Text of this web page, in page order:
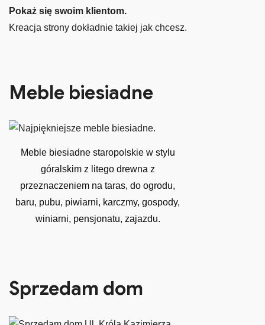
Pokaż się swoim klientom.
Kreacja strony dokładnie takiej jak chcesz.
Meble biesiadne
Meble biesiadne staropolskie w stylu
góralskim z litego drewna z
przeznaczeniem na taras, do ogrodu,
baru, pubu, piwiarni, karczmy, gospody,
winiarni, pensjonatu, zajazdu.
Sprzedam dom